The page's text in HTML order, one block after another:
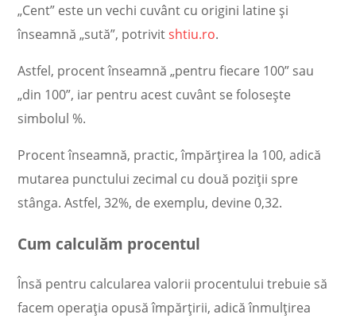
„Cent” este un vechi cuvânt cu origini latine și
înseamnă „sută”, potrivitshtiu.ro.
Astfel, procent înseamnă „pentru fiecare 100” sau
„din 100”, iar pentru acest cuvânt se folosește
simbolul %.
Procent înseamnă, practic, împărțirea la 100, adică
mutarea punctului zecimal cu două poziții spre
stânga. Astfel, 32%, de exemplu, devine 0,32.
Cum calculăm procentul
Însă pentru calcularea valorii procentului trebuie să
facem operația opusă împărțirii, adică înmulțirea